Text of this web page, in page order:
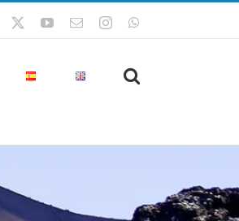
Facebook YouTube
CorreoInstagram